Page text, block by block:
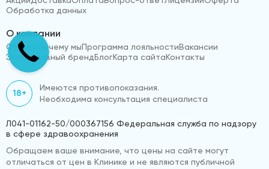
Обработка данных
О компании
Отзывы Почему мыПрограмма лояльностиВакансии
Эксклюзивный брендБлогКарта сайтаКонтакты
18+
Имеются противопоказания.
Необходима консультация специалиста
Л041-01162-50/000367156 Федеральная служба по надзору
в сфере здравоохранения
Обращаем ваше внимание, что цены на сайте могут
отличаться от цен в Клинике и не являются публичной